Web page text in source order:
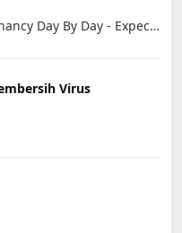
HiMommy - Pregnancy Day By Day - Expecting Baby
Virus